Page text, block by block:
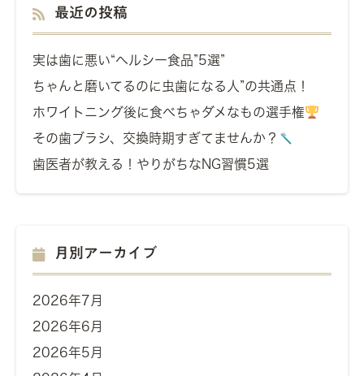
最近の投稿
実は歯に悪い“ヘルシー食品”5選”
ちゃんと磨いてるのに虫歯になる人”の共通点！
ホワイトニング後に食べちゃダメなもの選手権
その歯ブラシ、交換時期すぎてませんか？
歯医者が教える！やりがちなNG習慣5選
月別アーカイブ
2026年7月
2026年6月
2026年5月